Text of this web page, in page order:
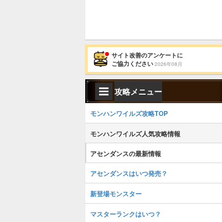
サイト改善のアンケートに
ご協力ください 2026年08月
攻略メニュー
モンハンワイルズ攻略TOP
モンハンワイルズ人気攻略情報
アセンダンスの最新情報
アセンダンスはいつ発売？
新登場モンスター
マスターランクはいつ？